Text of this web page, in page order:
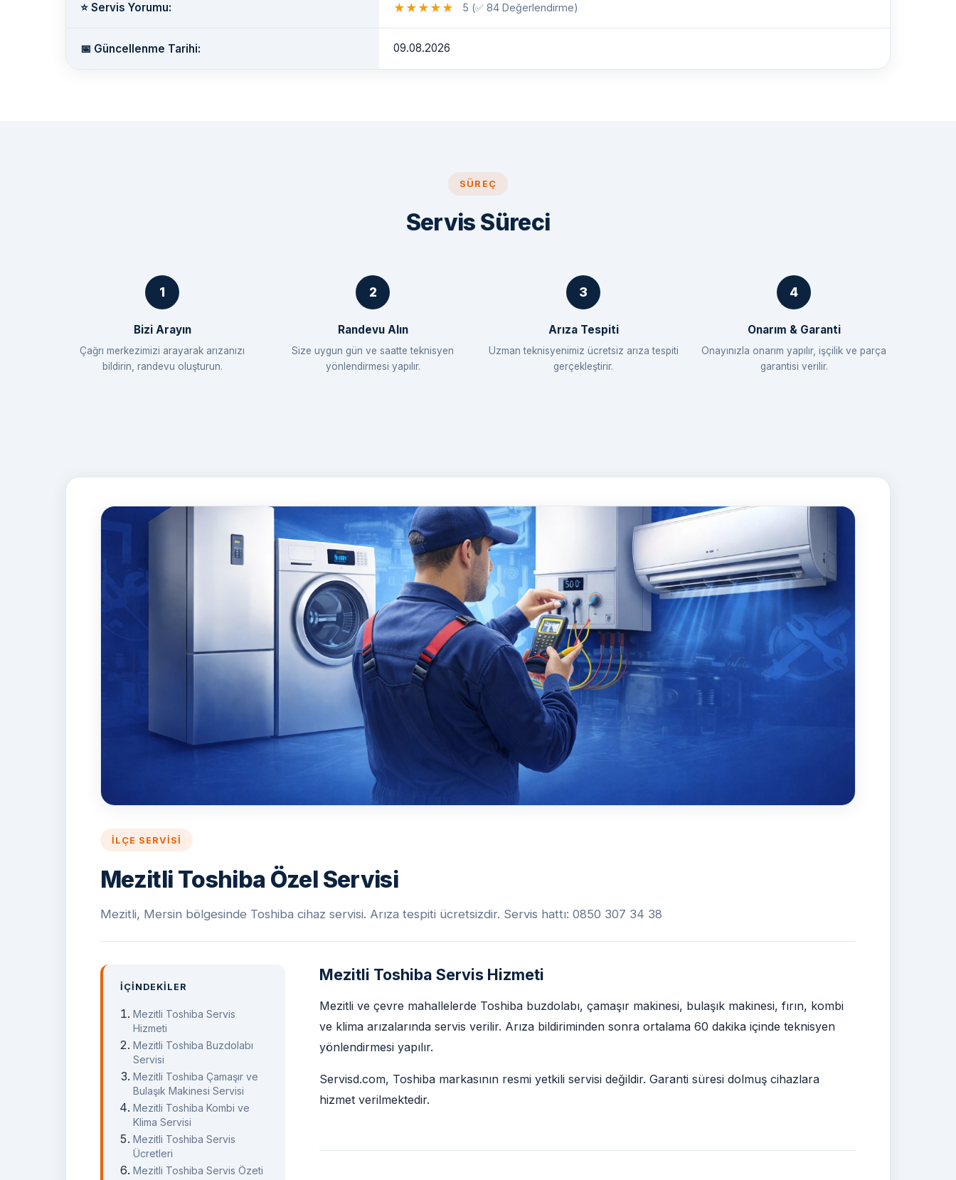
⭐ Servis Yorumu: ★ ★ ★ ★ ★ 5 (✅ 84 Değerlendirme)
📅 Güncellenme Tarihi: 09.08.2026
SÜREÇ
Servis Süreci
Bizi Arayın
Çağrı merkezimizi arayarak arızanızı
bildirin, randevu oluşturun.
Randevu Alın
Size uygun gün ve saatte teknisyen
yönlendirmesi yapılır.
Arıza Tespiti
Uzman teknisyenimiz ücretsiz arıza tespiti
gerçekleştirir.
Onarım & Garanti
Onayınızla onarım yapılır, işçilik ve parça
garantisi verilir.
İLÇE SERVISI
Mezitli Toshiba Özel Servisi
Mezitli, Mersin bölgesinde Toshiba cihaz servisi. Arıza tespiti ücretsizdir. Servis hattı: 0850 307 34 38
İÇINDEKILER
Mezitli Toshiba Servis
Hizmeti
Mezitli Toshiba Buzdolabı
Servisi
Mezitli Toshiba Çamaşır ve
Bulaşık Makinesi Servisi
Mezitli Toshiba Kombi ve
Klima Servisi
Mezitli Toshiba Servis
Ücretleri
Mezitli Toshiba Servis Özeti
Mezitli Toshiba Servis Hizmeti
Mezitli ve çevre mahallelerde Toshiba buzdolabı, çamaşır makinesi, bulaşık makinesi, fırın, kombi
ve klima arızalarında servis verilir. Arıza bildiriminden sonra ortalama 60 dakika içinde teknisyen
yönlendirmesi yapılır.
Servisd.com, Toshiba markasının resmi yetkili servisi değildir. Garanti süresi dolmuş cihazlara
hizmet verilmektedir.